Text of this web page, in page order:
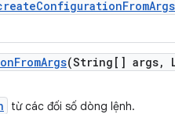
FromArgs(String[] args,
từ các đối số dòng lệnh.